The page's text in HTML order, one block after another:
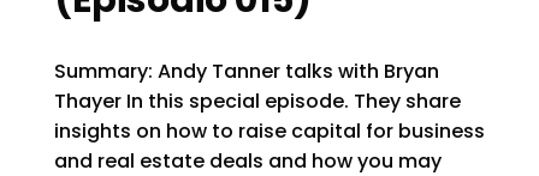
Summary: Andy Tanner talks with Bryan
Thayer In this special episode. They share
insights on how to raise capital for business
and real estate deals and how you may